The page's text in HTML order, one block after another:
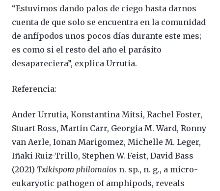
“Estuvimos dando palos de ciego hasta darnos
cuenta de que solo se encuentra en la comunidad
de anfípodos unos pocos días durante este mes;
es como si el resto del año el parásito
desapareciera”, explica Urrutia.
Referencia:
Ander Urrutia, Konstantina Mitsi, Rachel Foster,
Stuart Ross, Martin Carr, Georgia M. Ward, Ronny
van Aerle, Ionan Marigomez, Michelle M. Leger,
Iñaki Ruiz-Trillo, Stephen W. Feist, David Bass
(2021) Txikispora philomaios n. sp., n. g., a micro-
eukaryotic pathogen of amphipods, reveals